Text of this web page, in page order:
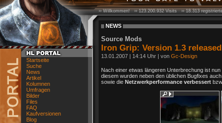
Startseite
Suche
News
Artikel
Kolumnen
Umfragen
Bilder
Files
FAQ
Kaufversionen
Blog
›› Willkommen! ››123.200.932Visits ››18.313
NEWS
Source Mods
Iron Grip: Version 1.3
13.01.2007 | 14:14 Uhr | von Gc-Design
Nach einer etwas längeren Unterbrechung ist
diesem wurden neben den üblichen Bugfixes
sowie die Netzwerkperformance verbessert